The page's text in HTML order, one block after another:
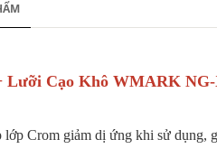
Lưỡi Cạo Khô WMARK NG-
Crom giảm dị ứng khi sử dụng,